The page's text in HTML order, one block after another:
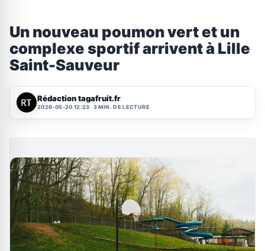
Un nouveau poumon vert et un
complexe sportif arrivent à Lille
Saint-Sauveur
Rédaction tagafruit.fr
2026-05-20 12:23 3 MIN. DE LECTURE